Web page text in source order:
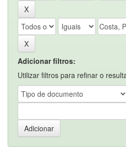
Adicionar filtros:
Utilizar filtros para refinar o